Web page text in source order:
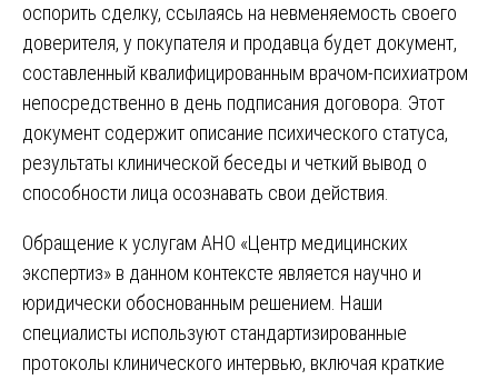
оспорить сделку, ссылаясь на невменяемость своего
доверителя, у покупателя и продавца будет документ,
составленный квалифицированным врачом-психиатром
непосредственно в день подписания договора. Этот
документ содержит описание психического статуса,
результаты клинической беседы и четкий вывод о
способности лица осознавать свои действия.
Обращение к услугам АНО «Центр медицинских
экспертиз» в данном контексте является научно и
юридически обоснованным решением. Наши
специалисты используют стандартизированные
протоколы клинического интервью, включая краткие